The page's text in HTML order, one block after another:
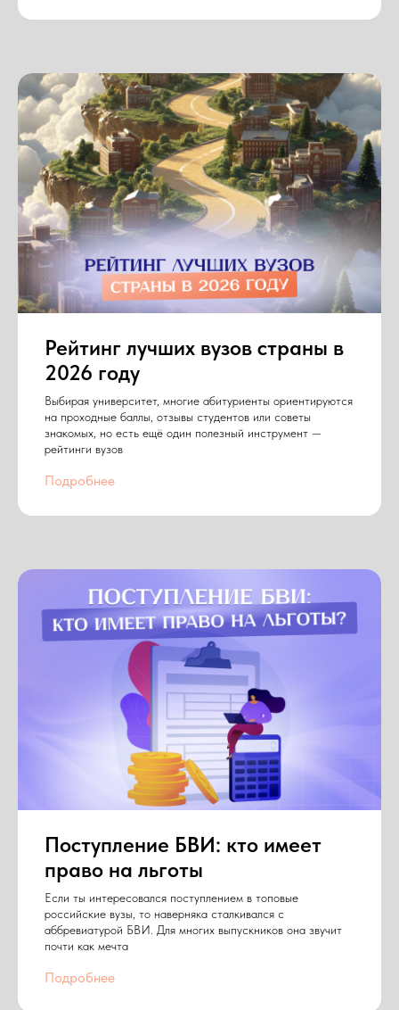
Рейтинг лучших вузов страны в
2026 году
Выбирая университет, многие абитуриенты ориентируются
на проходные баллы, отзывы студентов или советы
знакомых, но есть ещё один полезный инструмент —
рейтинги вузов
Подробнее
Поступление БВИ: кто имеет
право на льготы
Если ты интересовался поступлением в топовые
российские вузы, то наверняка сталкивался с
аббревиатурой БВИ. Для многих выпускников она звучит
почти как мечта
Подробнее